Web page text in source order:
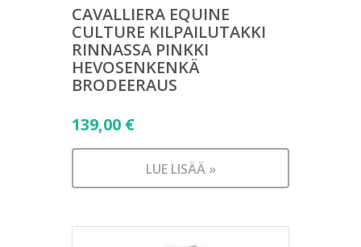
CAVALLIERA EQUINE
CULTURE KILPAILUTAKKI
RINNASSA PINKKI
HEVOSENKENKÄ
BRODEERAUS
139,00 €
LUE LISÄÄ »